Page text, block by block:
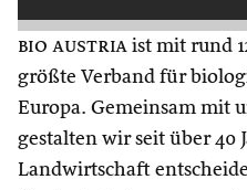
bio austria ist mit rund
größte Verband für
Europa. Gemeinsam mit
gestalten wir seit über 40
Landwirtschaft